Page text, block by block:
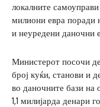
локалните
милиони евра поради
и неуредени даночни
Министерот посочи
број куќи, станови и
во даночните бази
1,1 милијарда денари